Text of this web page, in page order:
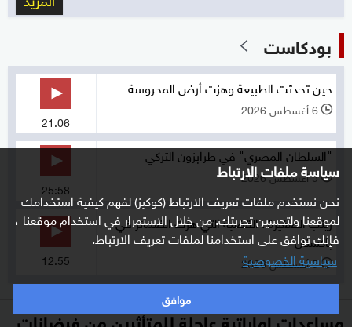
سياسة ملفات الارتباط
نحن نستخدم ملفات تعريف الارتباط (كوكيز) لفهم كيفية استخدامك
لموقعنا ولتحسين تجربتك. من خلال الاستمرار في استخدام موقعنا ،
فإنك توافق على استخدامنا لملفات تعريف الارتباط.
سياسية الخصوصية
موافق
بودكاست
حين تحدثت الطبيعة وهزت أرض المحروسة
l 6 أغسطس 2026
21:06
"السلطان المصري" في طرابزون التركي
l 5 أغسطس 2026
25:58
زينب الصغيرة.. القضية التي هزت الضمائر في
باكستان
l 5 أغسطس 2026 12:55
مساعدات إماراتية عاجلة للمتأثرين من فيضانات